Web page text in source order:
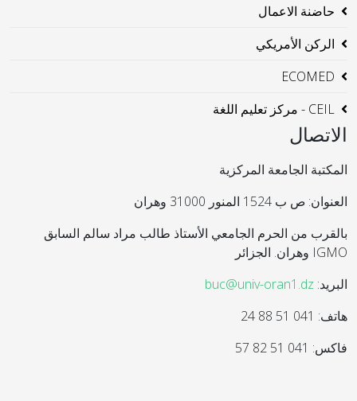
حاضنة الاعمال
الركن الأمريكي
ECOMED
CEIL - مركز تعليم اللغة
الاتصال
المكتبة الجامعة المركزية
العنوان: ص ب 1524 المنور 31000 وهران
بالقرب من الحرم الجامعي الأستاذ طالب مراد سالم السابق
IGMO وهران. الجزائر
البريد: buc@univ-oran1.dz
هاتف: 041 51 88 24
فاكس: 041 51 82 57